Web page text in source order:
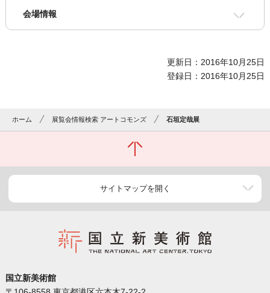
会場情報
更新日：2016年10月25日
登録日：2016年10月25日
ホーム 展覧会情報検索 アートコモンズ 石垣定哉展
サイトマップを開く
国立新美術館